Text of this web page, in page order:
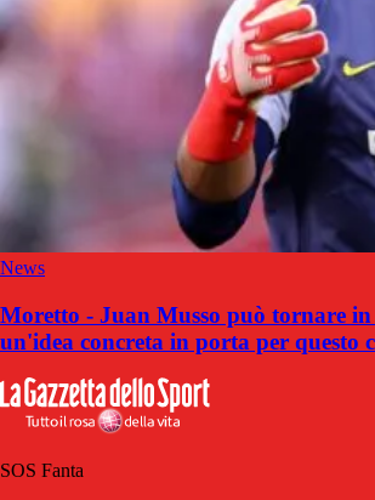
News
Moretto - Juan Musso può tornare in
un'idea concreta in porta per questo
SOS Fanta